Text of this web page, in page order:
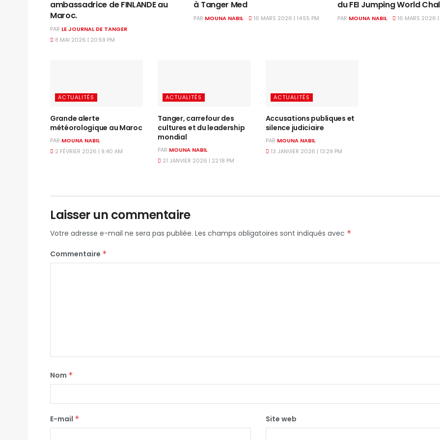
ambassadrice de FINLANDE au
Maroc.
PAR LE JOURNAL DE TANGER
8 MAI 2026 | 20:59 PM
à Tanger Med
PAR MOUNA NABIL 16 MARS 2026 | 14:55 PM
du FEI Jumping World
PAR MOUNA NABIL 16 MARS 2026 |
ACTUALITÉS
Grande alerte
météorologique au Maroc
PAR MOUNA NABIL
2 FÉVRIER 2026 | 9:40 AM
ACTUALITÉS
Tanger, carrefour des
cultures et du leadership
mondial
PAR MOUNA NABIL
21 JANVIER 2026 | 22:18 PM
ACTUALITÉS
Accusations publiques et
silence judiciaire
PAR MOUNA NABIL
13 JANVIER 2026 | 13:29 PM
Laisser un commentaire
Votre adresse e-mail ne sera pas publiée. Les champs obligatoires sont indiqués avec *
Commentaire *
Nom *
E-mail * Site web